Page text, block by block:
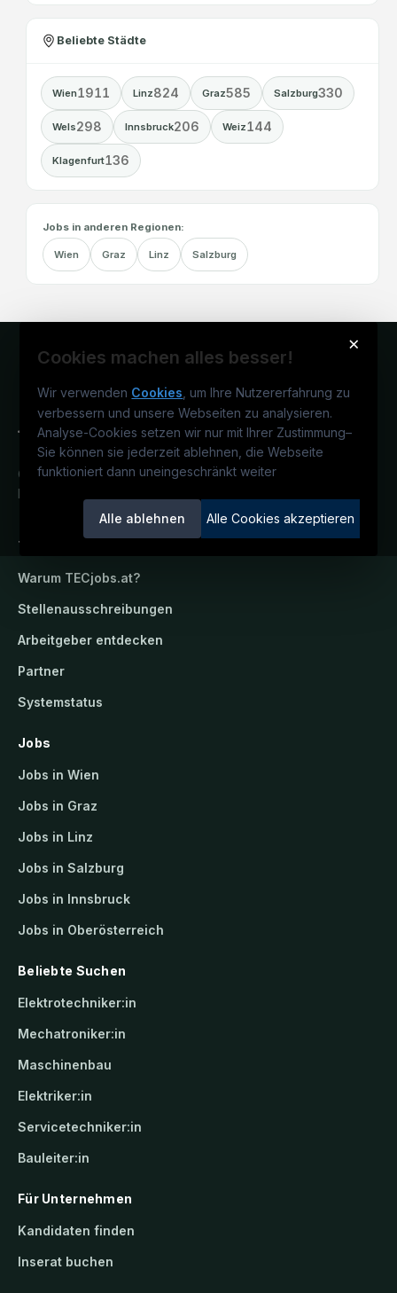
Beliebte Städte
Wien1911 Linz824 Graz585 Salzburg330
Wels298 Innsbruck206 Weiz144
Klagenfurt136
Jobs in anderen Regionen:
Wien Graz Linz Salzburg
×
Cookies machen alles besser!
Wir verwenden Cookies , um Ihre Nutzererfahrung zu
verbessern und unsere Webseiten zu analysieren.
Analyse-Cookies setzen wir nur mit Ihrer Zustimmung–
Sie können sie jederzeit ablehnen, die Webseite
funktioniert dann uneingeschränkt weiter
Alle ablehnen Alle Cookies akzeptieren
Österreichs technisches Karriereportal.
Ein Service der candidatis GmbH.
TECjobs.at
Warum TECjobs.at?
Stellenausschreibungen
Arbeitgeber entdecken
Partner
Systemstatus
Jobs
Jobs in Wien
Jobs in Graz
Jobs in Linz
Jobs in Salzburg
Jobs in Innsbruck
Jobs in Oberösterreich
Beliebte Suchen
Elektrotechniker:in
Mechatroniker:in
Maschinenbau
Elektriker:in
Servicetechniker:in
Bauleiter:in
Für Unternehmen
Kandidaten finden
Inserat buchen